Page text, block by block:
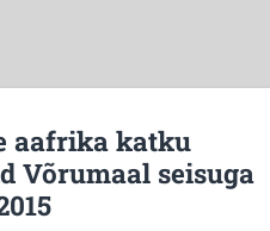
aafrika katku
Võrumaal seisuga